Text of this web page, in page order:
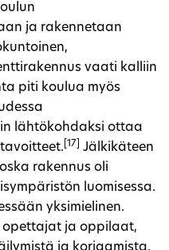
ja rakennetaan
vaati kalliin
piti koulua myös
lähtökohdaksi ottaa
[17]
Jälkikäteen
rakennus oli
luomisessa.
yksimielinen.
opettajat ja oppilaat,